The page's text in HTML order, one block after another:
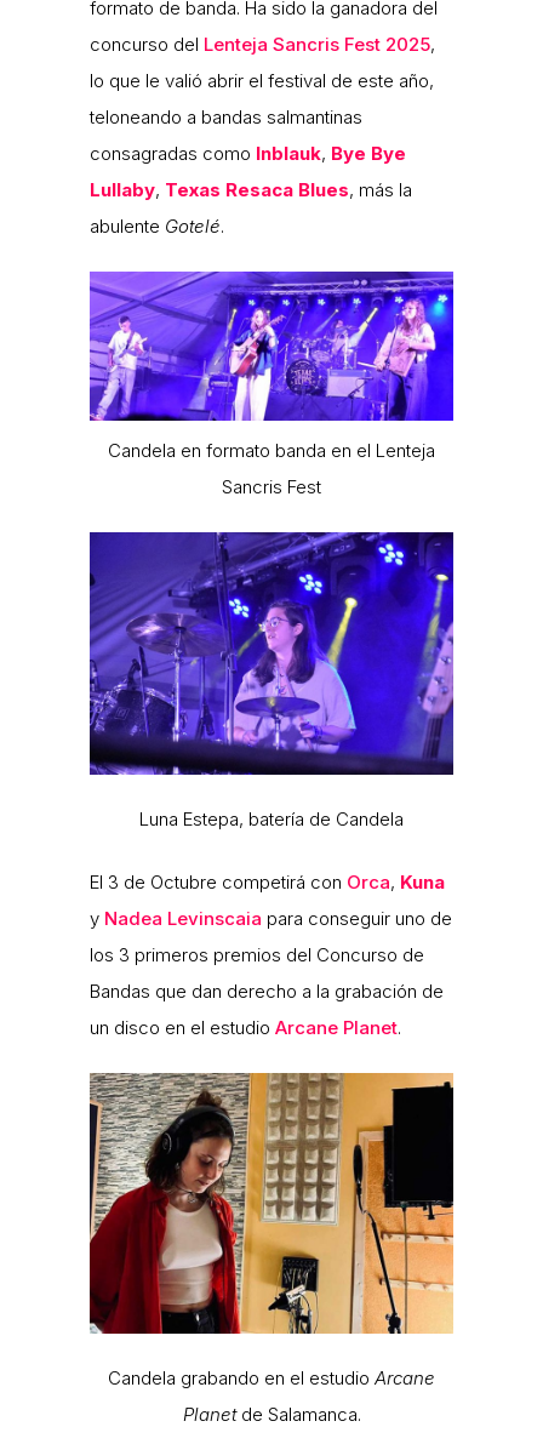
formato de banda. Ha sido la ganadora del
concurso del Lenteja Sancris Fest 2025,
lo que le valió abrir el festival de este año,
teloneando a bandas salmantinas
consagradas como Inblauk, Bye Bye
Lullaby, Texas Resaca Blues, más la
abulente Gotelé.
Candela en formato banda en el Lenteja
Sancris Fest
Luna Estepa, batería de Candela
El 3 de Octubre competirá con Orca, Kuna
y Nadea Levinscaia para conseguir uno de
los 3 primeros premios del Concurso de
Bandas que dan derecho a la grabación de
un disco en el estudio Arcane Planet.
Candela grabando en el estudio Arcane
Planetde Salamanca.